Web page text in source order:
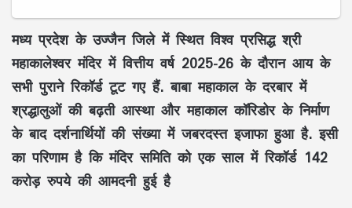
मध्य प्रदेश के उज्जैन जिले में स्थित विश्व प्रसिद्ध श्री
महाकालेश्वर मंदिर में वित्तीय वर्ष 2025-26 के दौरान आय के
सभी पुराने रिकॉर्ड टूट गए हैं. बाबा महाकाल के दरबार में
श्रद्धालुओं की बढ़ती आस्था और महाकाल कॉरिडोर के निर्माण
के बाद दर्शनार्थियों की संख्या में जबरदस्त इजाफा हुआ है. इसी
का परिणाम है कि मंदिर समिति को एक साल में रिकॉर्ड 142
करोड़ रुपये की आमदनी हुई है